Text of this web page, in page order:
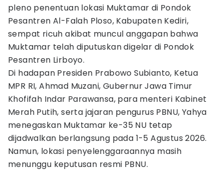
pleno penentuan lokasi Muktamar di Pondok
Pesantren Al-Falah Ploso, Kabupaten Kediri,
sempat ricuh akibat muncul anggapan bahwa
Muktamar telah diputuskan digelar di Pondok
Pesantren Lirboyo.
Di hadapan Presiden Prabowo Subianto, Ketua
MPR RI, Ahmad Muzani, Gubernur Jawa Timur
Khofifah Indar Parawansa, para menteri Kabinet
Merah Putih, serta jajaran pengurus PBNU, Yahya
menegaskan Muktamar ke-35 NU tetap
dijadwalkan berlangsung pada 1-5 Agustus 2026.
Namun, lokasi penyelenggaraannya masih
menunggu keputusan resmi PBNU.